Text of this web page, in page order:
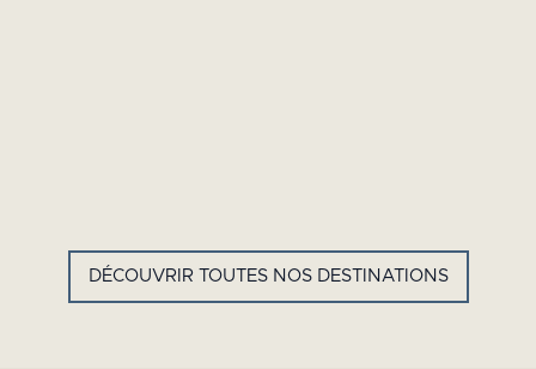
DÉCOUVRIR TOUTES NOS DESTINATIONS